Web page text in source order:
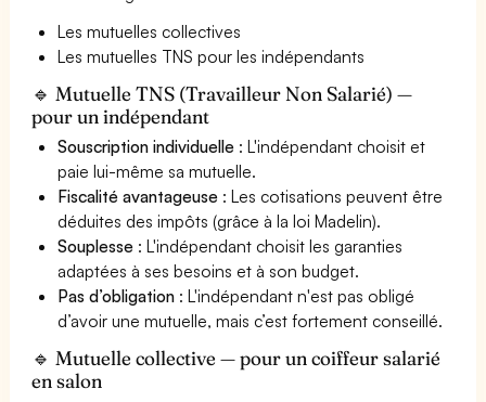
Les mutuelles collectives
Les mutuelles TNS pour les indépendants
🔹 Mutuelle TNS (Travailleur Non Salarié) —
pour un indépendant
Souscription individuelle : L'indépendant choisit et
paie lui-même sa mutuelle.
Fiscalité avantageuse : Les cotisations peuvent être
déduites des impôts (grâce à la loi Madelin).
Souplesse : L'indépendant choisit les garanties
adaptées à ses besoins et à son budget.
Pas d’obligation : L'indépendant n'est pas obligé
d’avoir une mutuelle, mais c’est fortement conseillé.
🔹 Mutuelle collective — pour un coiffeur salarié
en salon